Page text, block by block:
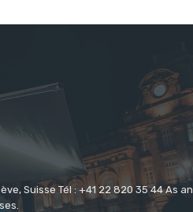
Suisse Tél : +41 22 820 35 44 As an